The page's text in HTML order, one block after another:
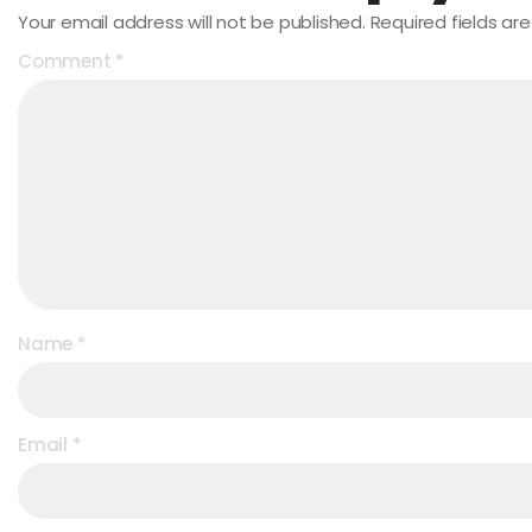
Your email address will not be published. Required fields
Comment *
Name *
Email *